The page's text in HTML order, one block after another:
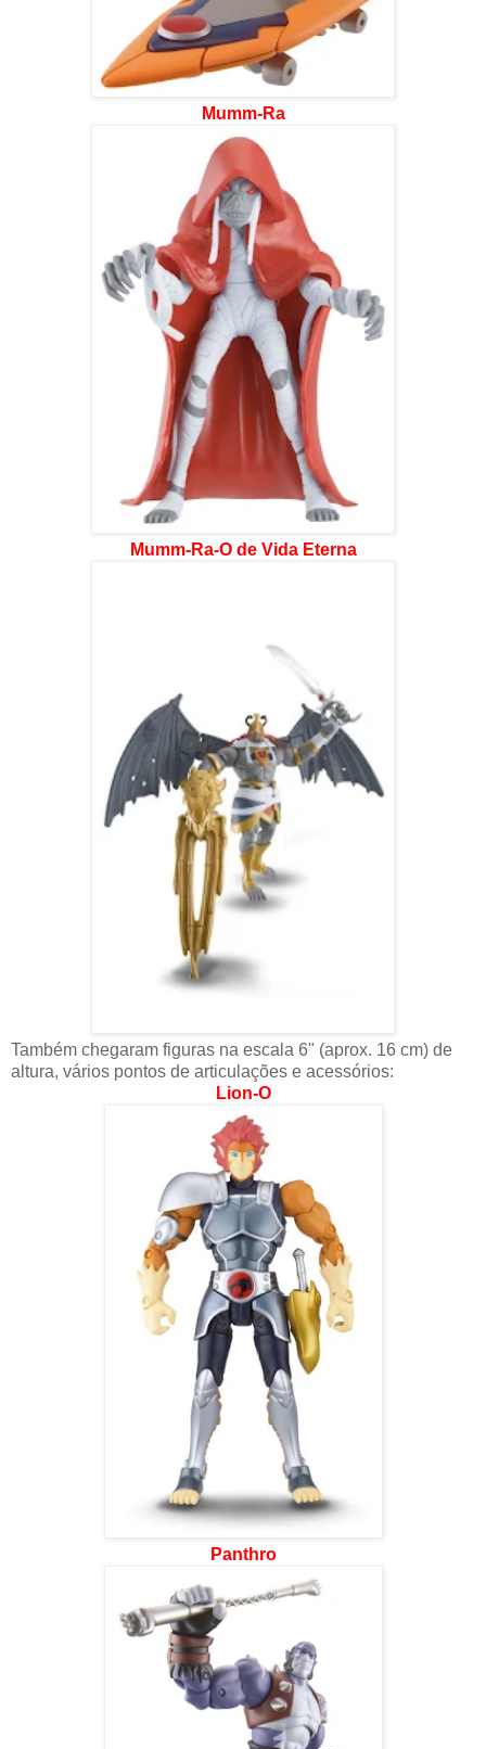
Mumm-Ra
Mumm-Ra-O de Vida Eterna
Também chegaram figuras na escala 6" (aprox. 16 cm) de
altura, vários pontos de articulações e acessórios:
Lion-O
Panthro